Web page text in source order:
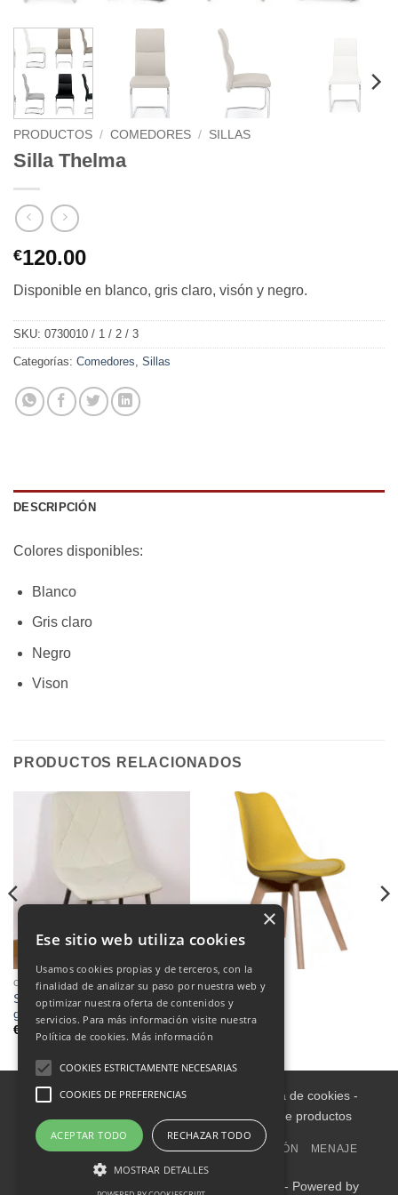
PRODUCTOS / COMEDORES / SILLAS
Silla Thelma
€120.00
Disponible en blanco, gris claro, visón y negro.
SKU: 0730010 / 1 / 2 / 3
Categorías: Comedores Sillas
DESCRIPCIÓN
Colores disponibles:
Blanco
Gris claro
Negro
Vison
PRODUCTOS RELACIONADOS
COMEDORES
Silla 46*88*54 beige rombos
grandes capitoné tela
€
80.00
COMEDORES
Silla 810
Aviso legal-Política de Privacidad Política de cookies-
Condiciones informativas sobre catálogo de productos
INICIO INTERIOR EXTERIOR DECORACIÓN
MENAJE
Copyright 2018-2025 Mueble4you Tenerife - Powered by
×
Ese sitio web utiliza cookies
Usamos cookies propias y de terceros, con la
finalidad de analizar su paso por nuestra web y
optimizar nuestra oferta de contenidos y
servicios. Para más información visite nuestra
Política de cookies. Más información
COOKIES ESTRICTAMENTE NECESARIAS
COOKIES DE PREFERENCIAS
ACEPTAR TODO RECHAZAR TODO
MOSTRAR DETALLES